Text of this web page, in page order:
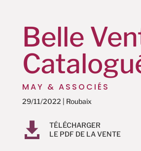
Belle
MAY & ASSOCIÉS
29/11/2022 | Roubaix

TÉLÉCHARGER
LE PDF DE LA VENTE